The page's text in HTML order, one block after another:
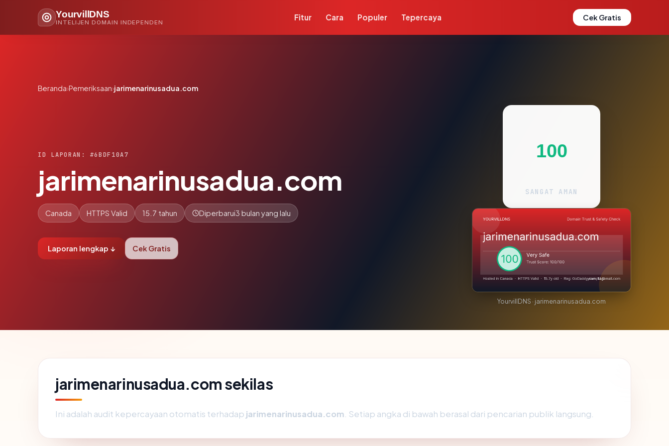
YourvillDNS
INTELIJEN DOMAIN INDEPENDEN
Fitur Cara Populer Tepercaya Cek Gratis
Beranda›Pemeriksaan›jarimenarinusadua.com
ID LAPORAN: #6BDF10A7
jarimenarinusadua.com
Canada HTTPS Valid 15.7 tahun Diperbarui3 bulan yang lalu
Laporan lengkap ↓ Cek Gratis
100
SANGAT AMAN
YourvillDNS · jarimenarinusadua.com
jarimenarinusadua.com sekilas
Ini adalah audit kepercayaan otomatis terhadap jarimenarinusadua.com . Setiap angka di bawah berasal dari pencarian publik langsung.